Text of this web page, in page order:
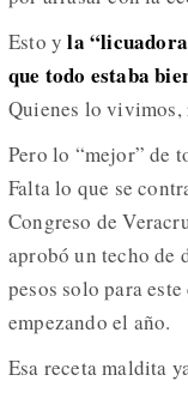
Esto y la
que todo estaba
Quienes lo vivimos,
Pero lo “mejor” de
Falta lo que se
Congreso de
aprobó un techo de
pesos solo para
empezando el año.
Esa receta maldita